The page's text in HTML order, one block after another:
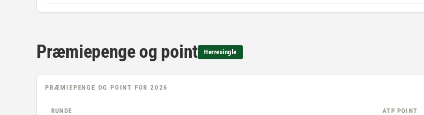
Præmiepenge og point Herresingle
PRÆMIEPENGE OG POINT FOR 2026
RUNDE ATP POINT